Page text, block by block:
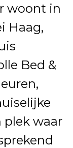
woont in
Haag,
Bed &
plek waar